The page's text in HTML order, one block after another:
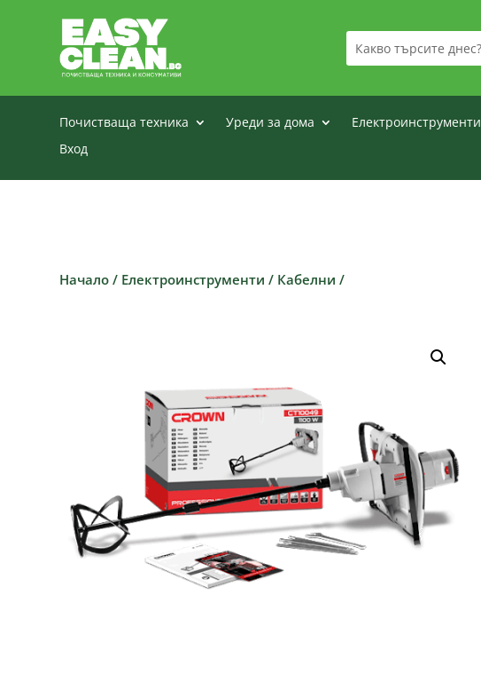
Почистваща техника Уреди за дома Електроинструменти
Вход
Начало / Електроинструменти / Кабелни /